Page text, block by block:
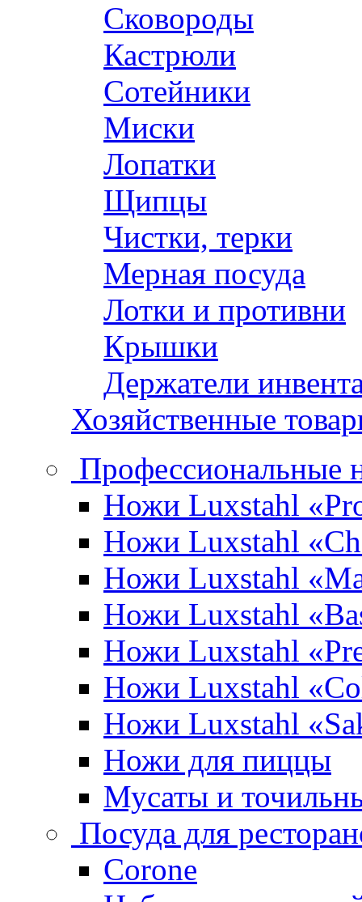
Сковороды
Кастрюли
Сотейники
Миски
Лопатки
Щипцы
Чистки, терки
Мерная посуда
Лотки и противни
Крышки
Держатели
Хозяйственные
Профессиональные
Ножи Luxstahl
Ножи Luxstahl
Ножи Luxstahl
Ножи Luxstahl
Ножи Luxstahl
Ножи Luxstahl
Ножи Luxstahl
Ножи для пиццы
Мусаты и
Посуда для
Corone